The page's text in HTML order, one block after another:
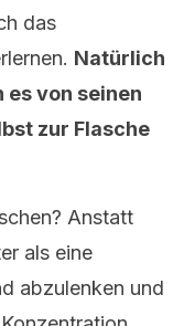
das
Natürlich
es von seinen
zur Flasche
Anstatt
als eine
abzulenken und